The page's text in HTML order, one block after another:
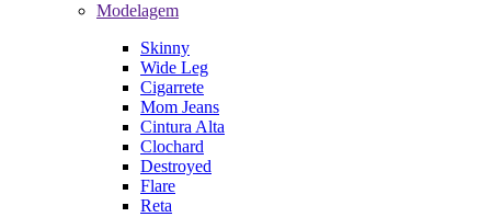
Modelagem
Skinny
Wide Leg
Cigarrete
Mom Jeans
Cintura Alta
Clochard
Destroyed
Flare
Reta